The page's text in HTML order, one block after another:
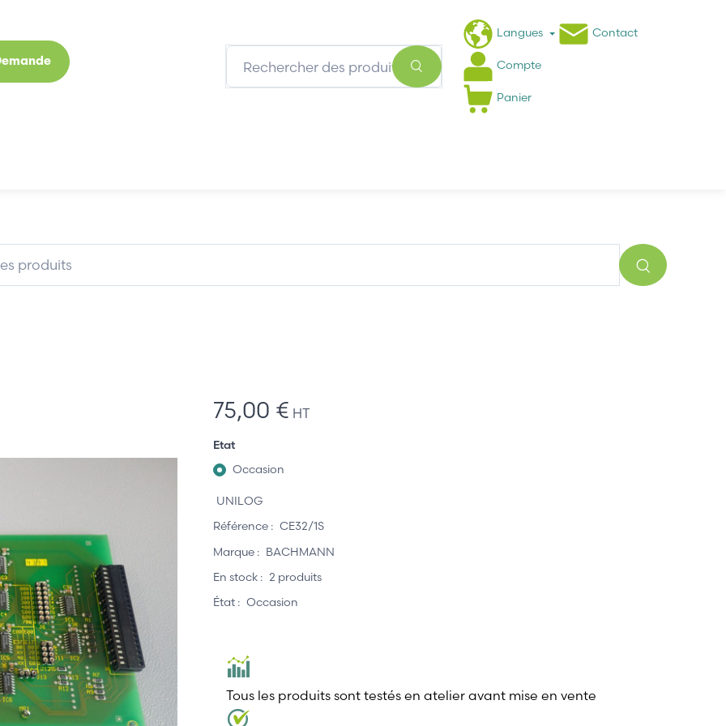
Langues Contact
Compte
Panier
75,00 € HT
Etat
Occasion
UNILOG
Référence : CE32/1S
Marque : BACHMANN
En stock : 2 produits
État : Occasion
Tous les produits sont testés en atelier avant mise en vente